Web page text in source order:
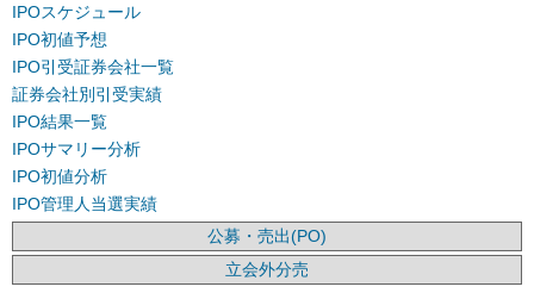
IPOスケジュール
IPO初値予想
IPO引受証券会社一覧
証券会社別引受実績
IPO結果一覧
IPOサマリー分析
IPO初値分析
IPO管理人当選実績
公募・売出(PO)
立会外分売